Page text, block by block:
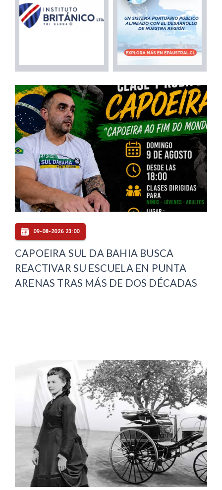
09-08-2026 23:00
CAPOEIRA SUL DA BAHIA BUSCA
REACTIVAR SU ESCUELA EN PUNTA
ARENAS TRAS MÁS DE DOS DÉCADAS